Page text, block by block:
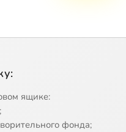
ящике:
фонда;